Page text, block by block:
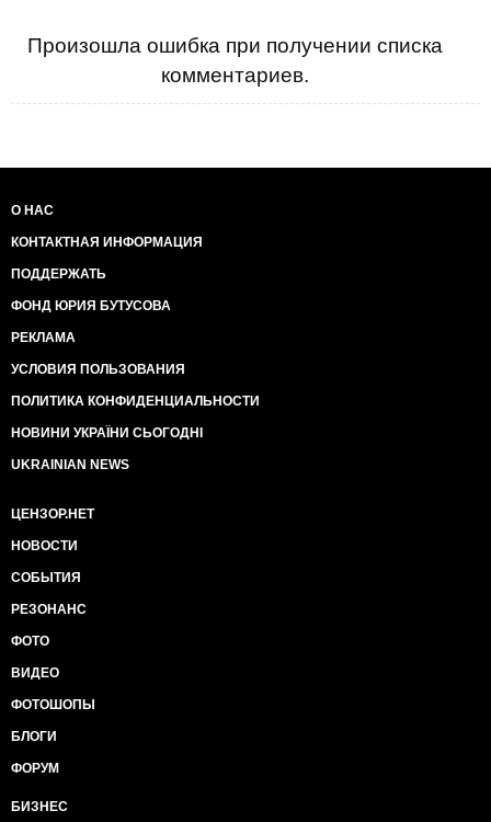
Произошла ошибка при получении списка
комментариев.
О НАС
КОНТАКТНАЯ ИНФОРМАЦИЯ
ПОДДЕРЖАТЬ
ФОНД ЮРИЯ БУТУСОВА
РЕКЛАМА
УСЛОВИЯ ПОЛЬЗОВАНИЯ
ПОЛИТИКА КОНФИДЕНЦИАЛЬНОСТИ
НОВИНИ УКРАЇНИ СЬОГОДНІ
UKRAINIAN NEWS
ЦЕНЗОР.НЕТ
НОВОСТИ
СОБЫТИЯ
РЕЗОНАНС
ФОТО
ВИДЕО
ФОТОШОПЫ
БЛОГИ
ФОРУМ
БИЗНЕС